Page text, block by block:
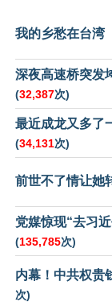
我的乡愁在台湾
深夜高速桥突发
(32,387次)
最近成龙又多了
(34,131次)
前世不了情让她
党媒惊现“去习
(135,785次)
内幕！中共权贵
次)